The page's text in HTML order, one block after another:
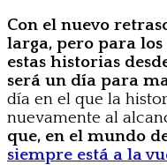
Con el nuevo
larga, pero para
estas historias
será un día para
día en el que la
nuevamente al
que, en el mundo
siempre está a la